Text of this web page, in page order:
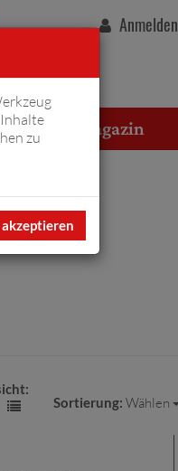
Anmelden
Overton Magazin
Sortierung: Wählen
zu